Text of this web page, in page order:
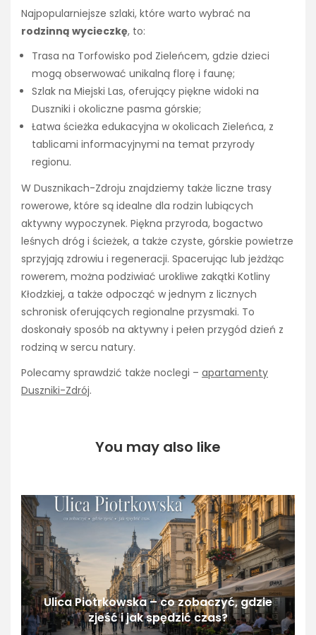
Najpopularniejsze szlaki, które warto wybrać na
rodzinną wycieczkę, to:
Trasa na Torfowisko pod Zieleńcem, gdzie dzieci
mogą obserwować unikalną florę i faunę;
Szlak na Miejski Las, oferujący piękne widoki na
Duszniki i okoliczne pasma górskie;
Łatwa ścieżka edukacyjna w okolicach Zieleńca, z
tablicami informacyjnymi na temat przyrody
regionu.
W Dusznikach-Zdroju znajdziemy także liczne trasy
rowerowe, które są idealne dla rodzin lubiących
aktywny wypoczynek. Piękna przyroda, bogactwo
leśnych dróg i ścieżek, a także czyste, górskie powietrze
sprzyjają zdrowiu i regeneracji. Spacerując lub jeżdżąc
rowerem, można podziwiać urokliwe zakątki Kotliny
Kłodzkiej, a także odpocząć w jednym z licznych
schronisk oferujących regionalne przysmaki. To
doskonały sposób na aktywny i pełen przygód dzień z
rodziną w sercu natury.
Polecamy sprawdzić także noclegi – apartamenty
Duszniki-Zdrój.
You may also like
Ulica Piotrkowska – co zobaczyć, gdzie
zjeść i jak spędzić czas?